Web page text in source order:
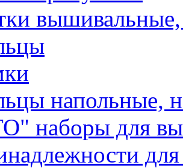
напольные,
наборы для